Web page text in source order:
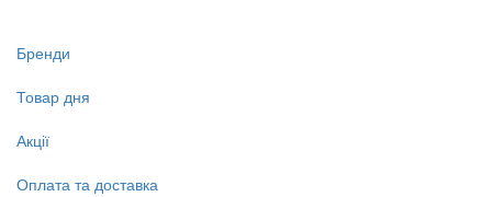
Бренди
Товар дня
Акції
Оплата та доставка